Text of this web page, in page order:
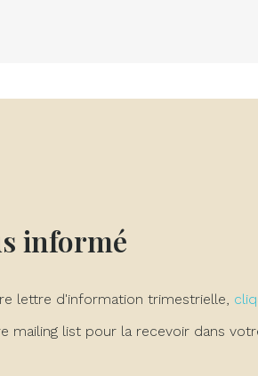
informé
lettre d'information trimestrielle,
mailing list pour la recevoir dans